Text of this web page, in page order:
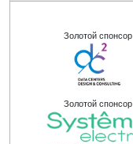
Золотой спонсор
Золотой спонсор